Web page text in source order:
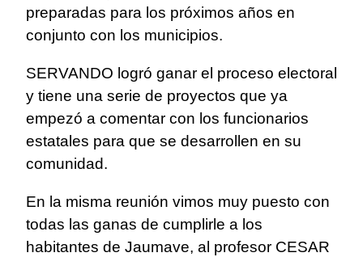
preparadas para los próximos años en
conjunto con los municipios.
SERVANDO logró ganar el proceso electoral
y tiene una serie de proyectos que ya
empezó a comentar con los funcionarios
estatales para que se desarrollen en su
comunidad.
En la misma reunión vimos muy puesto con
todas las ganas de cumplirle a los
habitantes de Jaumave, al profesor CESAR